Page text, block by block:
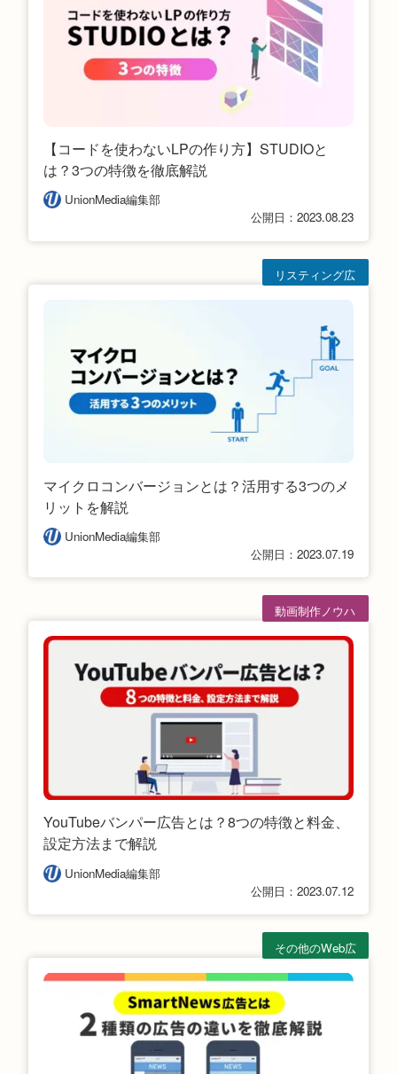
【コードを使わないLPの作り方】STUDIOと
は？3つの特徴を徹底解説
UnionMedia編集部
公開日：2023.08.23
マイクロコンバージョンとは？活用する3つのメ
リットを解説
UnionMedia編集部
公開日：2023.07.19
リスティング広
YouTubeバンパー広告とは？8つの特徴と料金、
設定方法まで解説
UnionMedia編集部
公開日：2023.07.12
動画制作ノウハ
その他のWeb広